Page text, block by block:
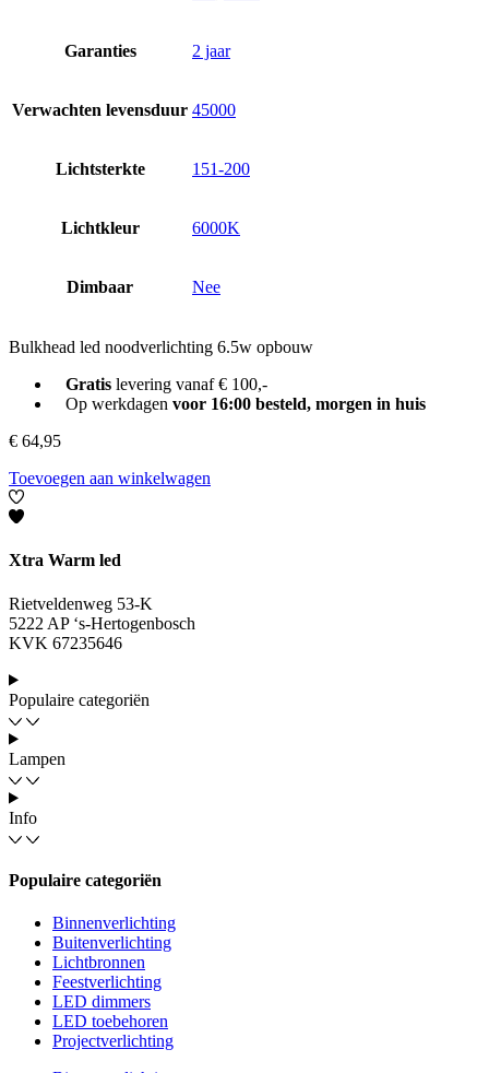
Garanties 2 jaar
Verwachten levensduur 45000
Lichtsterkte 151-200
Lichtkleur 6000K
Dimbaar Nee
Bulkhead led noodverlichting 6.5w opbouw
Gratislevering vanaf € 100,-
Op werkdagen voor 16:00 besteld, morgen in huis
€ 64,95
Toevoegen aan winkelwagen
Xtra Warm led
Rietveldenweg 53-K
5222 AP ‘s-Hertogenbosch
KVK 67235646
Populaire categoriën
Lampen
Info
Populaire categoriën
Binnenverlichting
Buitenverlichting
Lichtbronnen
Feestverlichting
LED dimmers
LED toebehoren
Projectverlichting